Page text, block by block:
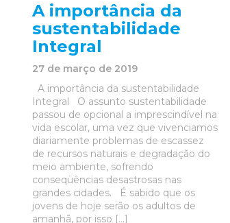
A importância da
sustentabilidade
Integral
27 de março de 2019
A importância da sustentabilidade
Integral O assunto sustentabilidade
passou de opcional a imprescindível na
vida escolar, uma vez que vivenciamos
diariamente problemas de escassez
de recursos naturais e degradação do
meio ambiente, sofrendo
conseqüências desastrosas nas
grandes cidades. É sabido que os
jovens de hoje serão os adultos de
amanhã, por isso […]